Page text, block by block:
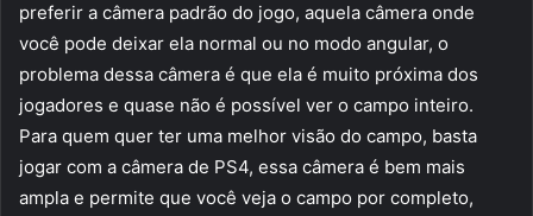
preferir a câmera padrão do jogo, aquela câmera onde
você pode deixar ela normal ou no modo angular, o
problema dessa câmera é que ela é muito próxima dos
jogadores e quase não é possível ver o campo inteiro.
Para quem quer ter uma melhor visão do campo, basta
jogar com a câmera de PS4, essa câmera é bem mais
ampla e permite que você veja o campo por completo,